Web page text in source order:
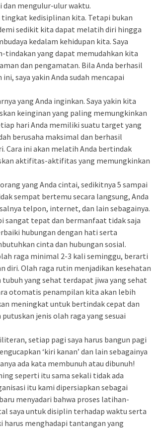
mengulur-ulur waktu.
kedisiplinan kita. Tetapi bukan
sedikit kita dapat melatih diri hingga
kedalam kehidupan kita. Saya
tindakan yang dapat memudahkan kita
dan pengamatan. Bila Anda berhasil
saya yakin Anda sudah mencapai
yang Anda inginkan. Saya yakin kita
keinginan yang paling memungkinkan
hari Anda memiliki suatu target yang
berusaha maksimal dan berhasil
ini akan melatih Anda bertindak
aktifitas-aktifitas yang memungkinkan
yang Anda cintai, sedikitnya 5 sampai
sempat bertemu secara langsung, Anda
telpon, internet, dan lain sebagainya.
sangat tepat dan bermanfaat tidak saja
hubungan dengan hati serta
cinta dan hubungan sosial.
raga minimal 2-3 kali seminggu, berarti
diri. Olah raga rutin menjadikan kesehatan
yang sehat terdapat jiwa yang sehat
otomatis penampilan kita akan lebih
meningkat untuk bertindak cepat dan
jenis olah raga yang sesuai
setiap pagi saya harus bangun pagi
‘kiri kanan’ dan lain sebagainya
ada kata membunuh atau dibunuh!
seperti itu sama sekali tidak ada
itu kami dipersiapkan sebagai
menyadari bahwa proses latihan-
saya untuk disiplin terhadap waktu serta
menghadapi tantangan yang